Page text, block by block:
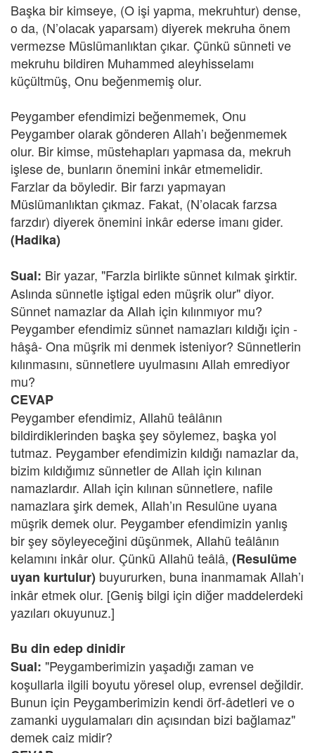
Başka bir kimseye, (O işi yapma, mekruhtur) dense,
o da, (N’olacak yaparsam) diyerek mekruha önem
vermezse Müslümanlıktan çıkar. Çünkü sünneti ve
mekruhu bildiren Muhammed aleyhisselamı
küçültmüş, Onu beğenmemiş olur.
Peygamber efendimizi beğenmemek, Onu
Peygamber olarak gönderen Allah’ı beğenmemek
olur. Bir kimse, müstehapları yapmasa da, mekruh
işlese de, bunların önemini inkâr etmemelidir.
Farzlar da böyledir. Bir farzı yapmayan
Müslümanlıktan çıkmaz. Fakat, (N’olacak farzsa
farzdır) diyerek önemini inkâr ederse imanı gider.
(Hadika)
Sual: Bir yazar, "Farzla birlikte sünnet kılmak şirktir.
Aslında sünnetle iştigal eden müşrik olur" diyor.
Sünnet namazlar da Allah için kılınmıyor mu?
Peygamber efendimiz sünnet namazları kıldığı için -
hâşâ- Ona müşrik mi denmek isteniyor? Sünnetlerin
kılınmasını, sünnetlere uyulmasını Allah emrediyor
mu?
CEVAP
Peygamber efendimiz, Allahü teâlânın
bildirdiklerinden başka şey söylemez, başka yol
tutmaz. Peygamber efendimizin kıldığı namazlar da,
bizim kıldığımız sünnetler de Allah için kılınan
namazlardır. Allah için kılınan sünnetlere, nafile
namazlara şirk demek, Allah’ın Resulüne uyana
müşrik demek olur. Peygamber efendimizin yanlış
bir şey söyleyeceğini düşünmek, Allahü teâlânın
kelamını inkâr olur. Çünkü Allahü teâlâ, (Resulüme
uyan kurtulur) buyururken, buna inanmamak Allah’ı
inkâr etmek olur. [Geniş bilgi için diğer maddelerdeki
yazıları okuyunuz.]
Bu din edep dinidir
Sual: "Peygamberimizin yaşadığı zaman ve
koşullarla ilgili boyutu yöresel olup, evrensel değildir.
Bunun için Peygamberimizin kendi örf-âdetleri ve o
zamanki uygulamaları din açısından bizi bağlamaz"
demek caiz midir?